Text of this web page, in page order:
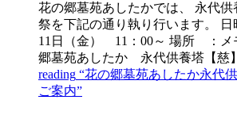
花の郷墓苑あしたかでは、 永代
祭を下記の通り執り行います。
11日（金） 11：00～ 場所 ：メ
郷墓苑あしたか 永代供養塔【
reading “花の郷墓苑あしたか永代
ご案内”